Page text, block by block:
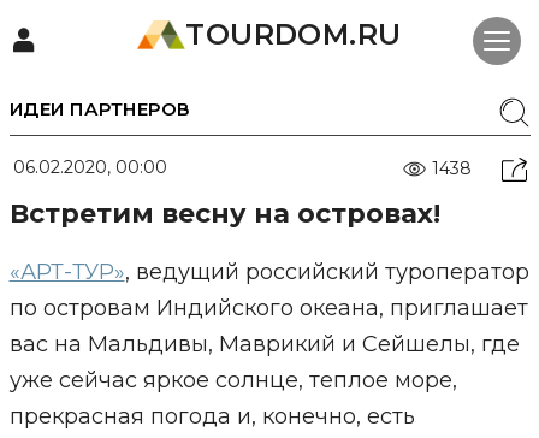
TOURDOM.RU
ИДЕИ ПАРТНЕРОВ
06.02.2020, 00:00 1438
Встретим весну на островах!
«АРТ-ТУР», ведущий российский туроператор
по островам Индийского океана, приглашает
вас на Мальдивы, Маврикий и Сейшелы, где
уже сейчас яркое солнце, теплое море,
прекрасная погода и, конечно, есть